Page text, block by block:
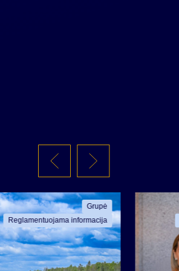
Grupė
Reglamentuojama informacija